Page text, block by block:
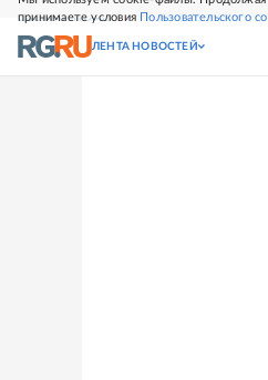
принимаете условия Пользовательского
СВЕЖИЙ НОМЕР
ЛЕНТА НОВОСТЕЙ